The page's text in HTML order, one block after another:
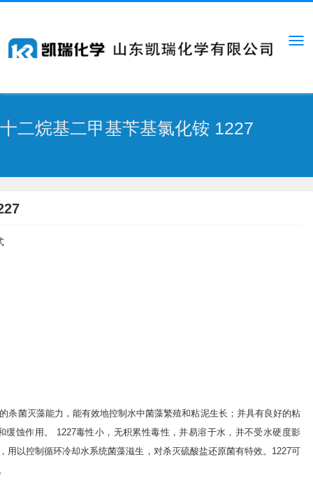
十二烷基二甲基苄基氯化铵 1227
杀菌灭藻能力，能有效地控制水中菌藻繁殖和粘泥生长；并具有良好的粘
蚀作用。
1227毒性小，无积累性毒性，并易溶于水，并不受水硬度影
以控制循环冷却水系统菌藻滋生，对杀灭硫酸盐还原菌有特效。1227可